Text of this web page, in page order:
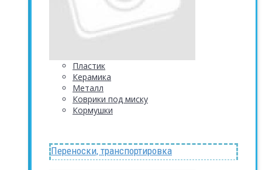
Пластик
Керамика
Металл
Коврики под миску
Кормушки
Переноски, транспортировка